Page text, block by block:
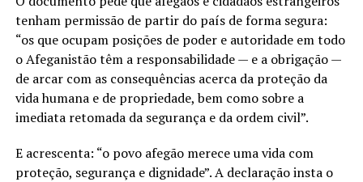
tenham permissão de partir do país de forma segura:
“os que ocupam posições de poder e autoridade em todo
o Afeganistão têm a responsabilidade — e a obrigação —
de arcar com as consequências acerca da proteção da
vida humana e de propriedade, bem como sobre a
imediata retomada da segurança e da ordem civil”.
E acrescenta: “o povo afegão merece uma vida com
proteção, segurança e dignidade”. A declaração insta o